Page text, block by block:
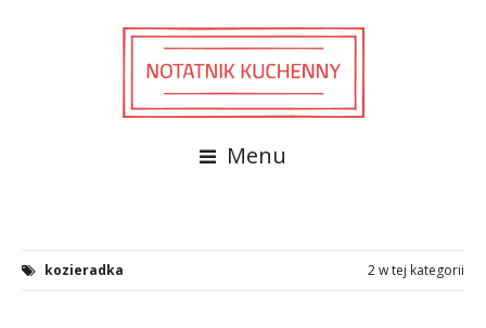
Menu
kozieradka 2 w tej kategorii